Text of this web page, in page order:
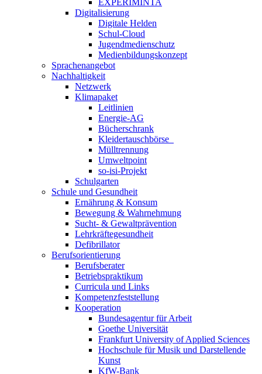
EXPERIMINTA
Digitalisierung
Digitale Helden
Schul-Cloud
Jugendmedienschutz
Medienbildungskonzept
Sprachenangebot
Nachhaltigkeit
Netzwerk
Klimapaket
Leitlinien
Energie-AG
Bücherschrank
Kleidertauschbörse
Mülltrennung
Umweltpoint
so-isi-Projekt
Schulgarten
Schule und Gesundheit
Ernährung & Konsum
Bewegung & Wahrnehmung
Sucht- & Gewaltprävention
Lehrkräftegesundheit
Defibrillator
Berufsorientierung
Berufsberater
Betriebspraktikum
Curricula und Links
Kompetenzfeststellung
Kooperation
Bundesagentur für Arbeit
Goethe Universität
Frankfurt University of Applied Sciences
Hochschule für Musik und Darstellende
Kunst
KfW-Bank